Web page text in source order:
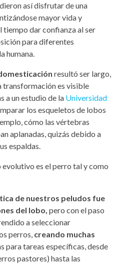
así disfrutar de una
mayor vida y
dar confianza al ser
para diferentes
humana.
resultó ser largo,
transformación es visible
a un estudio de la Universidad
los esqueletos de lobos
cómo las vértebras
aplanadas, quizás debido a
espaldas.
es el perro tal y como
de nuestros peludos fue
del lobo, pero con el paso
a seleccionar
perros, creando muchas
para tareas específicas, desde
pastores) hasta las